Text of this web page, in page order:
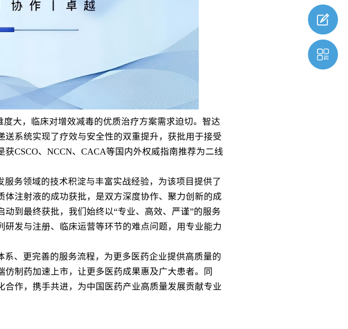
大，临床对增效减毒的优质治疗方案需求迫切。智达
送系统实现了疗效与安全性的双重提升，获批用于接受
获CSCO、NCCN、CACA等国内外权威指南推荐为二线
务领域的技术积淀与丰富实战经验，为该项目提供了
注射液的成功获批，是双方深度协作、聚力创新的成
到最终获批，我们始终以“专业、高效、严谨”的服务
发与注册、临床运营等环节的难点问题，用专业能力
、更完善的服务流程，为更多医药企业提供高质量的
制药加速上市，让更多医药成果惠及广大患者。同
作，携手共进，为中国医药产业高质量发展贡献专业